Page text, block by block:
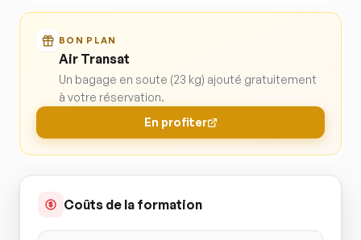
BON PLAN
Air Transat
Un bagage en soute (23 kg) ajouté gratuitement
à votre réservation.
En profiter
Coûts de la formation